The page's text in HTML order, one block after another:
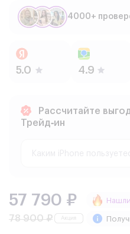
4000+
Рассчитайте
Трейд‑ин
57 790 ₽
78 900 ₽